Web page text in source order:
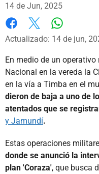
14 de Jun, 2025
Facebook
X
Actualizado: 14 de jun,
En medio de un
Nacional en la vereda la
en la vía a Timba en el
dieron de baja a uno de
atentados que se
y Jamundí.
Estas operaciones
donde se anunció la
plan 'Coraza', que busca